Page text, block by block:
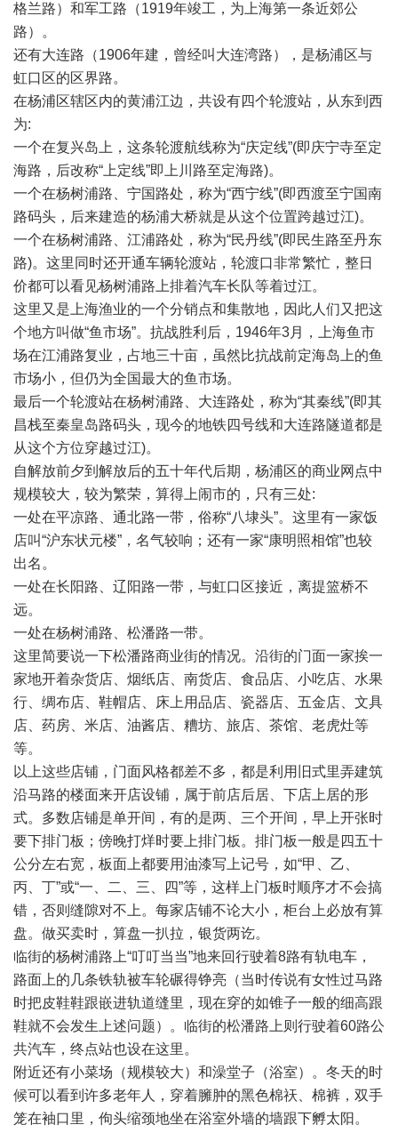
格兰路）和军工路（1919年竣工，为上海第一条近郊公
路）。
还有大连路（1906年建，曾经叫大连湾路），是杨浦区与
虹口区的区界路。
在杨浦区辖区内的黄浦江边，共设有四个轮渡站，从东到西
为:
一个在复兴岛上，这条轮渡航线称为“庆定线”(即庆宁寺至定
海路，后改称“上定线”即上川路至定海路)。
一个在杨树浦路、宁国路处，称为“西宁线”(即西渡至宁国南
路码头，后来建造的杨浦大桥就是从这个位置跨越过江)。
一个在杨树浦路、江浦路处，称为“民丹线”(即民生路至丹东
路)。这里同时还开通车辆轮渡站，轮渡口非常繁忙，整日
价都可以看见杨树浦路上排着汽车长队等着过江。
这里又是上海渔业的一个分销点和集散地，因此人们又把这
个地方叫做“鱼市场”。抗战胜利后，1946年3月，上海鱼市
场在江浦路复业，占地三十亩，虽然比抗战前定海岛上的鱼
市场小，但仍为全国最大的鱼市场。
最后一个轮渡站在杨树浦路、大连路处，称为“其秦线”(即其
昌栈至秦皇岛路码头，现今的地铁四号线和大连路隧道都是
从这个方位穿越过江)。
自解放前夕到解放后的五十年代后期，杨浦区的商业网点中
规模较大，较为繁荣，算得上闹市的，只有三处:
一处在平凉路、通北路一带，俗称“八埭头”。这里有一家饭
店叫“沪东状元楼”，名气较响；还有一家“康明照相馆”也较
出名。
一处在长阳路、辽阳路一带，与虹口区接近，离提篮桥不
远。
一处在杨树浦路、松潘路一带。
这里简要说一下松潘路商业街的情况。沿街的门面一家挨一
家地开着杂货店、烟纸店、南货店、食品店、小吃店、水果
行、绸布店、鞋帽店、床上用品店、瓷器店、五金店、文具
店、药房、米店、油酱店、糟坊、旅店、茶馆、老虎灶等
等。
以上这些店铺，门面风格都差不多，都是利用旧式里弄建筑
沿马路的楼面来开店设铺，属于前店后居、下店上居的形
式。多数店铺是单开间，有的是两、三个开间，早上开张时
要下排门板；傍晚打烊时要上排门板。排门板一般是四五十
公分左右宽，板面上都要用油漆写上记号，如“甲、乙、
丙、丁”或“一、二、三、四”等，这样上门板时顺序才不会搞
错，否则缝隙对不上。每家店铺不论大小，柜台上必放有算
盘。做买卖时，算盘一扒拉，银货两讫。
临街的杨树浦路上“叮叮当当”地来回行驶着8路有轨电车，
路面上的几条铁轨被车轮碾得铮亮（当时传说有女性过马路
时把皮鞋鞋跟嵌进轨道缝里，现在穿的如锥子一般的细高跟
鞋就不会发生上述问题）。临街的松潘路上则行驶着60路公
共汽车，终点站也设在这里。
附近还有小菜场（规模较大）和澡堂子（浴室）。冬天的时
候可以看到许多老年人，穿着臃肿的黑色棉祆、棉裤，双手
笼在袖口里，佝头缩颈地坐在浴室外墙的墙跟下孵太阳。